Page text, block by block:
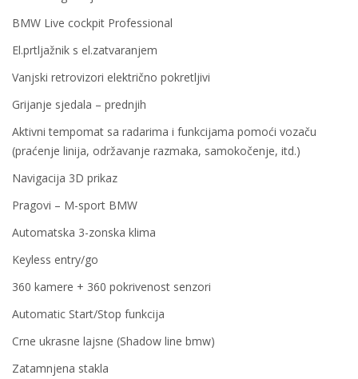
BMW Live cockpit Professional
El.prtljažnik s el.zatvaranjem
Vanjski retrovizori električno pokretljivi
Grijanje sjedala – prednjih
Aktivni tempomat sa radarima i funkcijama pomoći vozaču
(praćenje linija, održavanje razmaka, samokočenje, itd.)
Navigacija 3D prikaz
Pragovi – M-sport BMW
Automatska 3-zonska klima
Keyless entry/go
360 kamere + 360 pokrivenost senzori
Automatic Start/Stop funkcija
Crne ukrasne lajsne (Shadow line bmw)
Zatamnjena stakla